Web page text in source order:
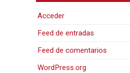
Acceder
Feed de entradas
Feed de comentarios
WordPress.org